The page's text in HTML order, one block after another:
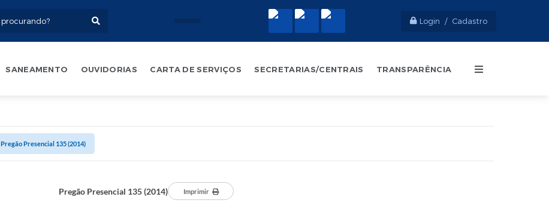
Login / Cadastro
SANEAMENTO OUVIDORIAS CARTA DE SERVIÇOS SECRETARIAS/CENTRAIS TRANSPARÊNCIA
Pregão Presencial 135 (2014)
Pregão Presencial 135 (2014) Imprimir